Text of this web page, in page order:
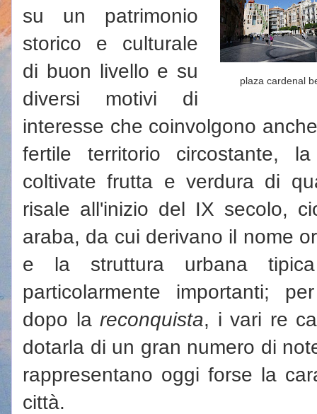
plaza cardenal
su un patrimonio
storico e culturale
di buon livello e su
diversi motivi di
interesse che coinvolgono
fertile territorio circostante,
coltivate frutta e verdura di
risale all'inizio del IX secolo,
araba, da cui derivano il nome
e la struttura urbana
particolarmente importanti;
dopo lareconquista, i vari re
dotarla di un gran numero di
rappresentano oggi forse la
città.